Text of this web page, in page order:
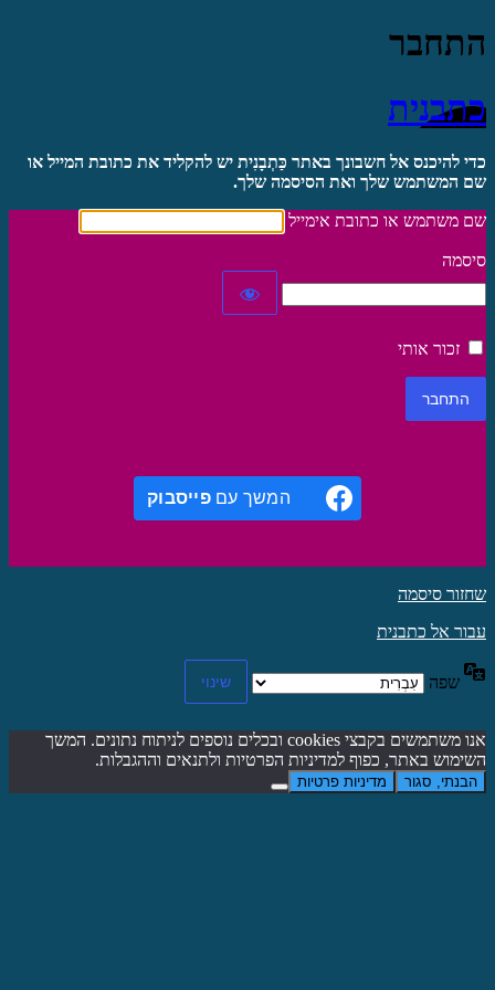
התחבר
כתבנית
כדי להיכנס אל חשבונך באתר כַּתְבָנִית יש להקליד את כתובת המייל או
שם המשתמש שלך ואת הסיסמה שלך.
שם משתמש או כתובת אימייל
סיסמה
זכור אותי
המשך עםפייסבוק
שחזור סיסמה
עבור אל כתבנית
שפה
אנו משתמשים בקבצי cookies ובכלים נוספים לניתוח נתונים. המשך
השימוש באתר, כפוף למדיניות הפרטיות ולתנאים וההגבלות.
הבנתי, סגור מדיניות פרטיות